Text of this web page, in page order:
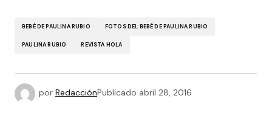
BEBÉ DE PAULINA RUBIO FOTOS DEL BEBÉ DE PAULINA RUBIO
PAULINA RUBIO REVISTA HOLA
por RedacciónPublicado abril 28, 2016